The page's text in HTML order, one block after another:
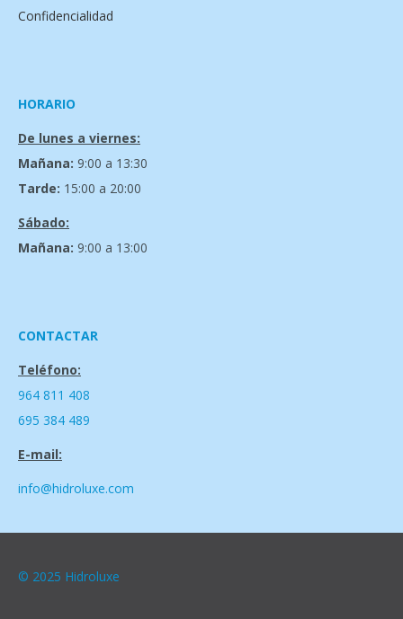
Confidencialidad
HORARIO
De lunes a viernes:
Mañana: 9:00 a 13:30
Tarde: 15:00 a 20:00
Sábado:
Mañana: 9:00 a 13:00
CONTACTAR
Teléfono:
964 811 408
695 384 489
E-mail:
info@hidroluxe.com
© 2025 Hidroluxe